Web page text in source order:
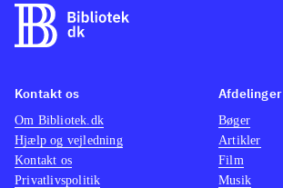
lækre grafik er spillet en direkte
filmisk oplevelse
leder tankerne hen på The Elder
Scrolls-serien og GTA-serien. Serien
findes også på en lang række
biblioteker
Kontakt os
Om Bibliotek.dk
Hjælp og vejledning
Kontakt os
Privatlivspolitik
Afdelinger
Bøger
Artikler
Film
Musik